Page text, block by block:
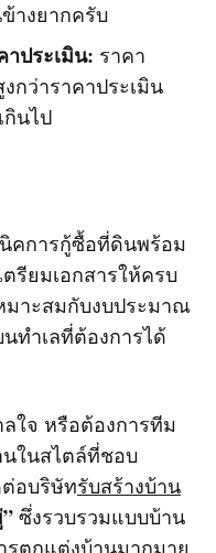
างยากครับ
ประเมิน: ราคา
กว่าราคาประเมิน
กินไป
คการกู้ซื้อที่ดินพร้อม
รียมเอกสารให้ครบ
มาะสมกับงบประมาณ
ทำเลที่ต้องการได้
ใจ หรือต้องการทีม
ในสไตล์ที่ชอบ
อบริษัทรับสร้างบ้าน
ซึ่งรวบรวมแบบบ้าน
รตกแต่งบ้านมากมาย